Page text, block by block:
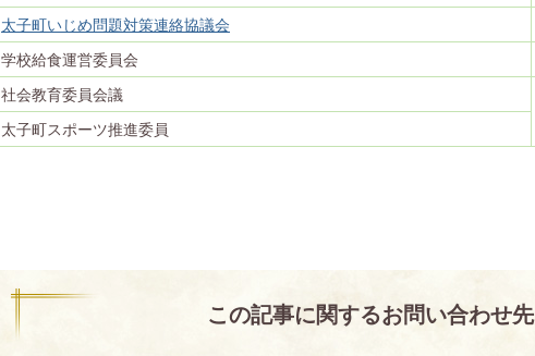
太子町いじめ問題対策連絡協議会
学校給食運営委員会
社会教育委員会議
太子町スポーツ推進委員
この記事に関するお問い合わせ先